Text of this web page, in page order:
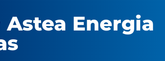
Astea Energia